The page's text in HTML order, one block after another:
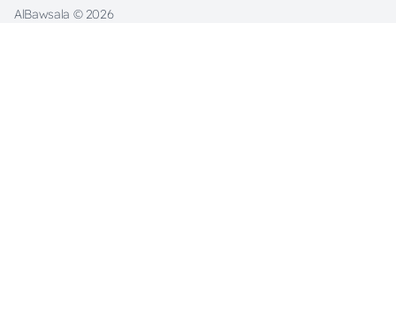
AlBawsala © 2026